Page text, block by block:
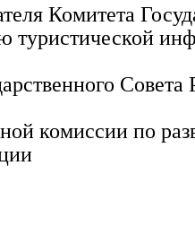
Комитета
туристической
комиссии по